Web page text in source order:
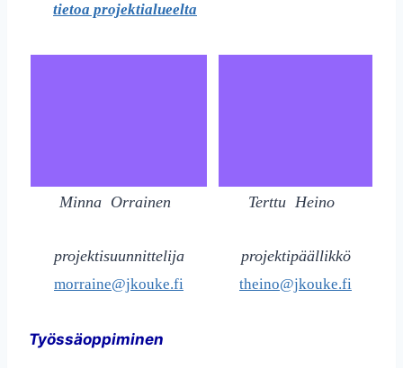
tietoa projektialueelta
Minna Orrainen
projektisuunnittelija
Terttu Heino
projektipäällikkö
morraine@jkouke.fi theino@jkouke.fi
Työssäoppiminen